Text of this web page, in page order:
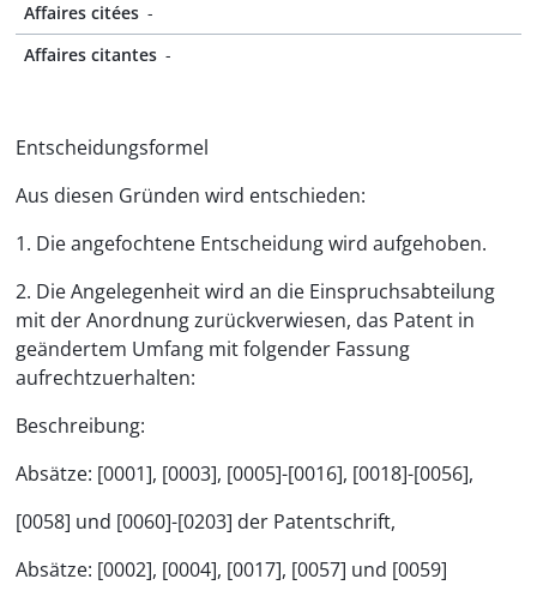
Affaires citées -
Affaires citantes -
Entscheidungsformel
Aus diesen Gründen wird entschieden:
1. Die angefochtene Entscheidung wird aufgehoben.
2. Die Angelegenheit wird an die Einspruchsabteilung
mit der Anordnung zurückverwiesen, das Patent in
geändertem Umfang mit folgender Fassung
aufrechtzuerhalten:
Beschreibung:
Absätze: [0001], [0003], [0005]-[0016], [0018]-[0056],
[0058] und [0060]-[0203] der Patentschrift,
Absätze: [0002], [0004], [0017], [0057] und [0059]